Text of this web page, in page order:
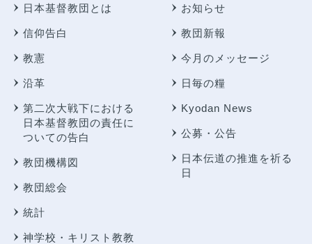
日本基督教団とは
信仰告白
教憲
沿革
第二次大戦下における
日本基督教団の責任に
ついての告白
教団機構図
教団総会
統計
神学校・キリスト教教
お知らせ
教団新報
今月のメッセージ
日毎の糧
Kyodan News
公募・公告
日本伝道の推進を祈る
日